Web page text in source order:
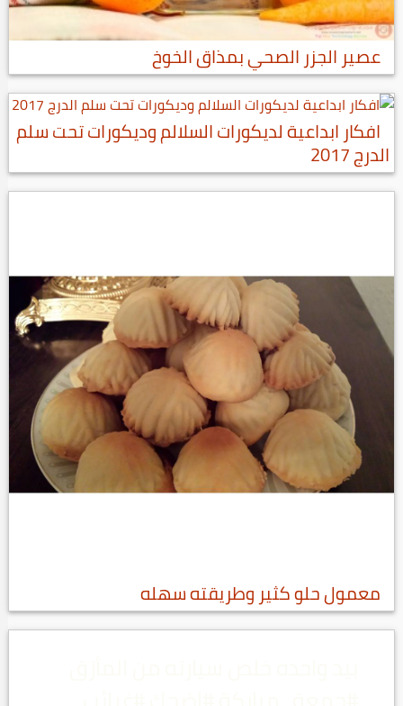
عصير الجزر الصحي بمذاق الخوخ
افكار ابداعية لديكورات السلالم وديكورات تحت سلم
الدرج 2017
معمول حلو كثير وطريقته سهله